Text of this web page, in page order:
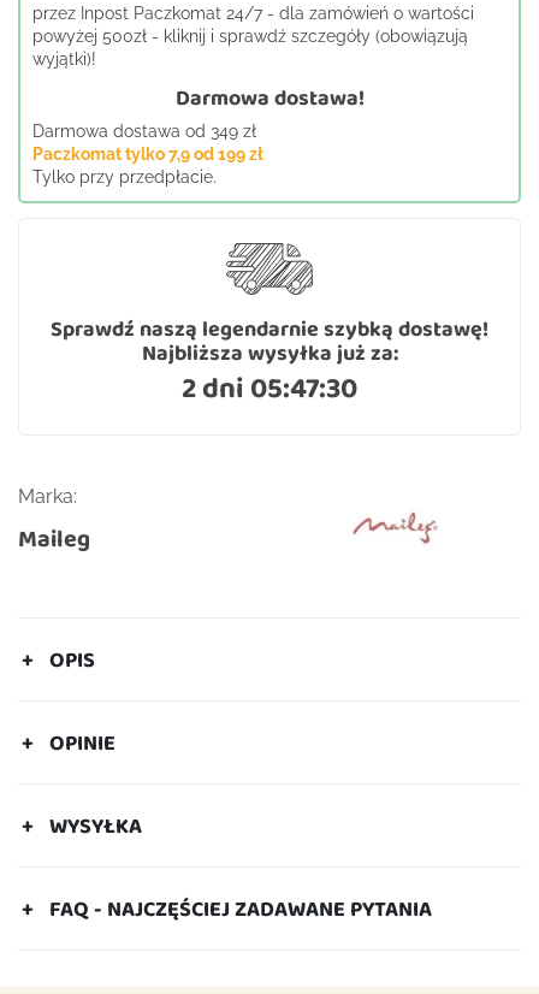
przez Inpost Paczkomat 24/7 - dla zamówień o wartości
powyżej 500zł - kliknij i sprawdź szczegóły (obowiązują
wyjątki)!
Darmowa dostawa!
Darmowa dostawa od 349 zł
Paczkomat tylko 7,9 od 199 zł
Tylko przy przedpłacie.
Sprawdź naszą legendarnie szybką dostawę!
Najbliższa wysyłka już za:
2 dni 05:47:30
Marka:
Maileg
OPIS
OPINIE
WYSYŁKA
FAQ - NAJCZĘŚCIEJ ZADAWANE PYTANIA